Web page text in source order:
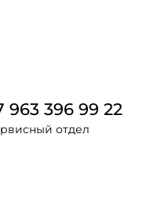
963 396 99 22
отдел